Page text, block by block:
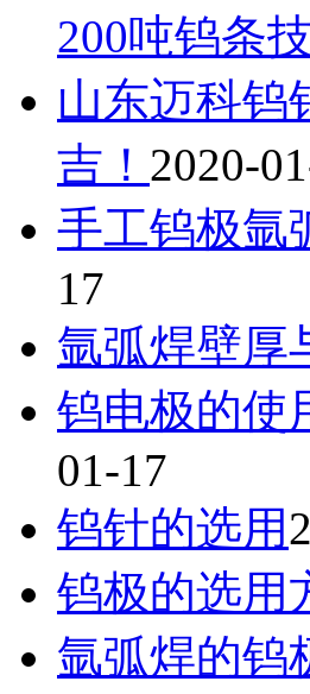
200吨钨条
山东迈科钨
吉！ 2020-
手工钨极氩
17
氩弧焊壁厚
钨电极的使
01-17
钨针的选用
钨极的选用
氩弧焊的钨